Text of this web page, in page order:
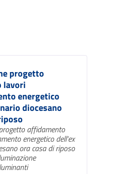
progetto
lavori
energetico
diocesano
affidamento
energetico dell'ex
ora casa di riposo